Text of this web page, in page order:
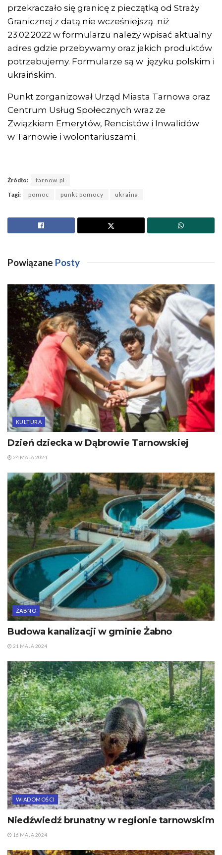
przekraczało się granicę z pieczątką od Straży
Granicznej z datą nie wcześniejszą niż
23.02.2022 w formularzu należy wpisać aktualny
adres gdzie przebywamy oraz jakich produktów
potrzebujemy. Formularze są w języku polskim i
ukraińskim.
Punkt zorganizował Urząd Miasta Tarnowa oraz
Centrum Usług Społecznych wraz ze
Związkiem Emerytów, Rencistów i Inwalidów
w Tarnowie i wolontariuszami.
Źródło:
tarnow.pl
Tagi:
pomoc punkt pomocy ukraina
Powiązane Posty
KULTURA
Dzień dziecka w Dąbrowie Tarnowskiej
24 MAJA 2024
ŻABNO
Budowa kanalizacji w gminie Żabno
21 MAJA 2024
WIADOMOŚCI
Niedźwiedź brunatny w regionie tarnowskim
16 MAJA 2024